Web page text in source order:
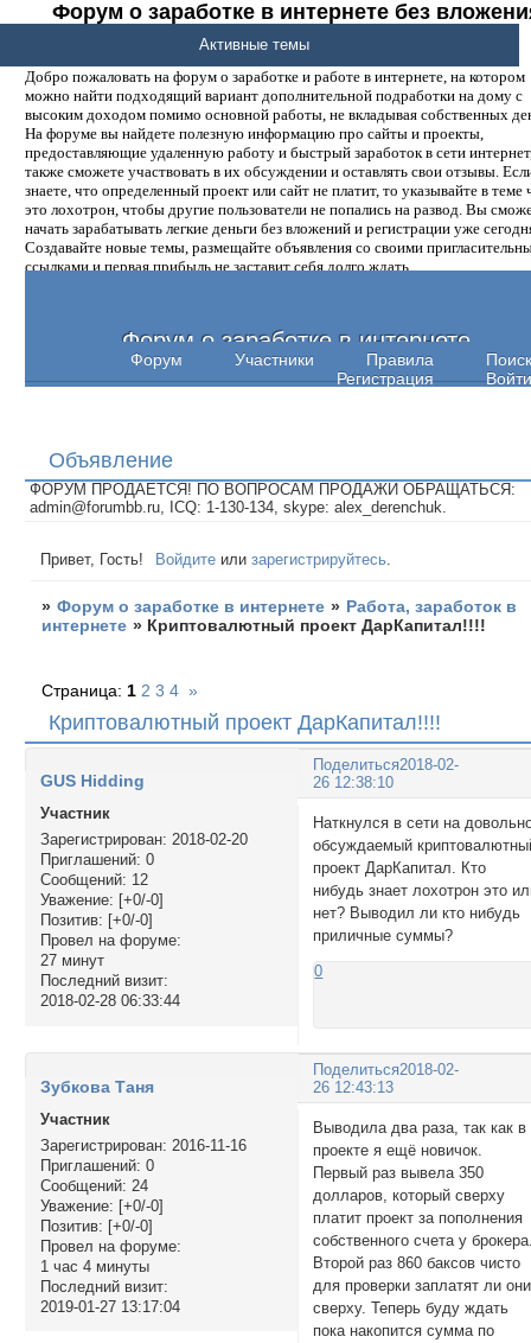
Форум о заработке в интернете без
денег.
Добро пожаловать на форум о заработке и работе в интернете, на котором
можно найти подходящий вариант дополнительной подработки на дому с
высоким доходом помимо основной работы, не вкладывая собственных
На форуме вы найдете полезную информацию про сайты и проекты,
предоставляющие удаленную работу и быстрый заработок в сети
также сможете участвовать в их обсуждении и оставлять свои отзывы.
знаете, что определенный проект или сайт не платит, то указывайте в теме
это лохотрон, чтобы другие пользователи не попались на развод. Вы
начать зарабатывать легкие деньги без вложений и регистрации уже
Создавайте новые темы, размещайте объявления со своими
ссылками и первая прибыль не заставит себя долго ждать.
Форум о заработке в интернете
Форум Участники Правила
Поиск
Регистрация
Войти
Активные темы
Объявление
ФОРУМ ПРОДАЕТСЯ! ПО ВОПРОСАМ ПРОДАЖИ ОБРАЩАТЬСЯ:
admin@forumbb.ru, ICQ: 1-130-134, skype: alex_derenchuk.
Привет, Гость! Войдите илизарегистрируйтесь
» Форум о заработке в интернете » Работа, заработок в
интернете » Криптовалютный проект ДарКапитал!!!!
Криптовалютный проект ДарКапитал!!!!
Страница: 1 2 3 4 »
Поделиться2018-02-
26 12:38:10
GUS Hidding
Участник
Зарегистрирован: 2018-02-20
Приглашений: 0
Сообщений: 12
Уважение: [+0/-0]
Позитив: [+0/-0]
Провел на форуме:
27 минут
Последний визит:
2018-02-28 06:33:44
Наткнулся в сети на
обсуждаемый
проект ДарКапитал. Кто
нибудь знает лохотрон это
нет? Выводил ли кто нибудь
приличные суммы?
0
Поделиться2018-02-
26 12:43:13
Зубкова Таня
Участник
Зарегистрирован: 2016-11-16
Приглашений: 0
Сообщений: 24
Уважение: [+0/-0]
Позитив: [+0/-0]
Провел на форуме:
1 час 4 минуты
Последний визит:
2019-01-27 13:17:04
Выводила два раза, так как в
проекте я ещё новичок.
Первый раз вывела 350
долларов, который сверху
платит проект за пополнения
собственного счета у
Второй раз 860 баксов чисто
для проверки заплатят ли они
сверху. Теперь буду ждать
пока накопится сумма по